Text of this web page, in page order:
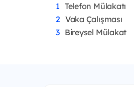
Telefon Mülakatı
Vaka Çalışması
Bireysel Mülakat